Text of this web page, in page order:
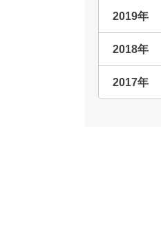
2019年
2018年
2017年